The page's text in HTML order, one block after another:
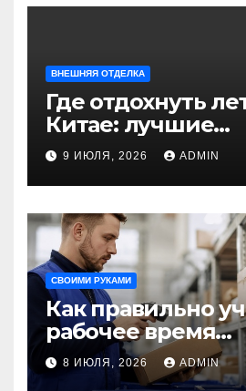
ВНЕШНЯЯ ОТДЕЛКА
Где отдохнуть
Китае: лучшие
направления для
незабываемого
путешествия
9 ИЮЛЯ, 2026 ADMIN
СВОИМИ РУКАМИ
Как правильно
рабочее время
сотрудников:
бизнеса
8 ИЮЛЯ, 2026 ADMIN